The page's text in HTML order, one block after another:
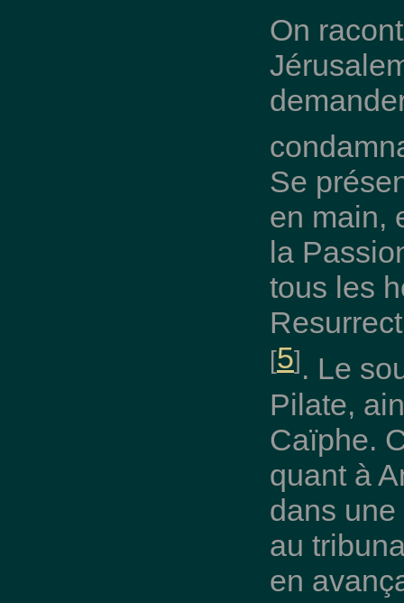
On
Se
en main,
la
tous les
[5]. Le
Pilate,
Caïphe.
quant à
dans
au
en